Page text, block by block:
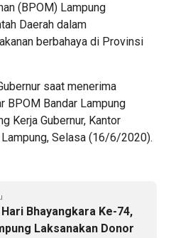
(BPOM) Lampung
Daerah dalam
berbahaya di Provinsi
saat menerima
BPOM Bandar Lampung
Kerja Gubernur, Kantor
Lampung, Selasa (16/6/2020).
Bhayangkara Ke-74,
Laksanakan Donor